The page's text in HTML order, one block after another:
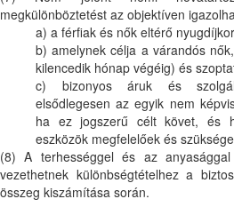
megkülönböztetést az objektíven
a) a férfiak és nők eltérő
b) amelynek célja a várandós
kilencedik hónap végéig) és
c) bizonyos áruk és
elsődlegesen az egyik nem
ha ez jogszerű célt követ, és
eszközök megfelelőek és
(8) A terhességgel és az
vezethetnek különbségtételhez a
összeg kiszámítása során.